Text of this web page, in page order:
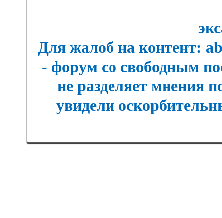
Для жалоб на контент:
- форум со свободным
не разделяет мнения
увидели